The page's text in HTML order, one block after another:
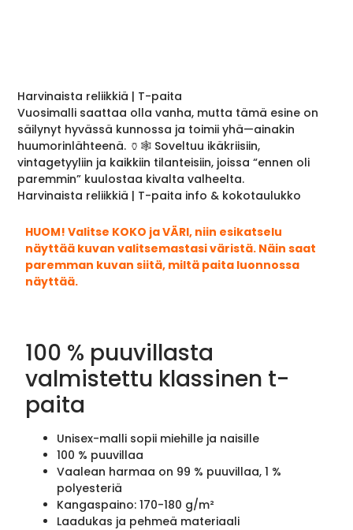
Harvinaista reliikkiä | T-paita
Vuosimalli saattaa olla vanha, mutta tämä esine on
säilynyt hyvässä kunnossa ja toimii yhä—ainakin
huumorinlähteenä. 🏺🕸️ Soveltuu ikäkriisiin,
vintagetyyliin ja kaikkiin tilanteisiin, joissa “ennen oli
paremmin” kuulostaa kivalta valheelta.
Harvinaista reliikkiä | T-paita info & kokotaulukko
HUOM! Valitse KOKO ja VÄRI, niin esikatselu
näyttää kuvan valitsemastasi väristä. Näin saat
paremman kuvan siitä, miltä paita luonnossa
näyttää.
100 % puuvillasta
valmistettu klassinen t-
paita
Unisex-malli sopii miehille ja naisille
100 % puuvillaa
Vaalean harmaa on 99 % puuvillaa, 1 %
polyesteriä
Kangaspaino: 170-180 g/m²
Laadukas ja pehmeä materiaali